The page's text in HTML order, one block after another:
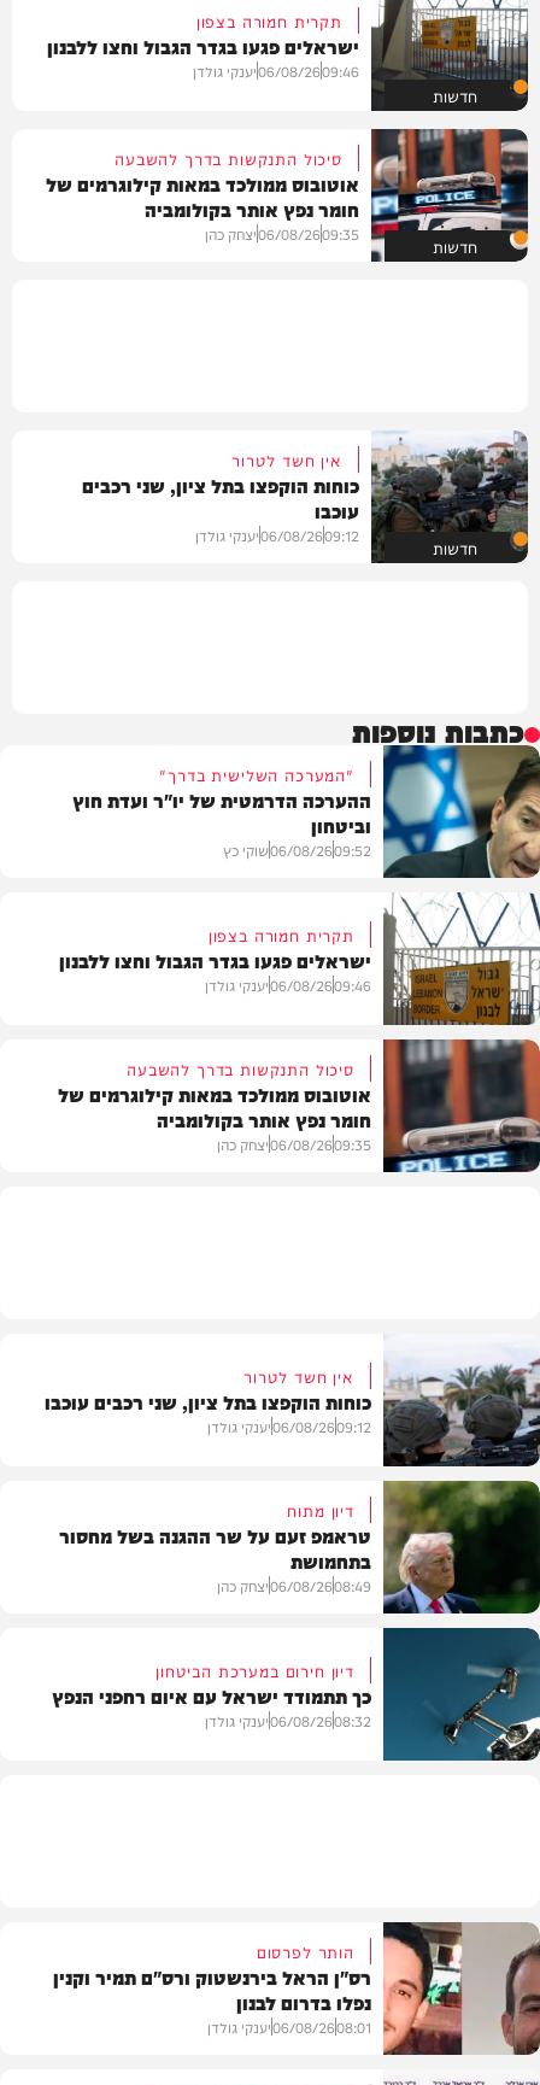
חדשות
תקרית חמורה בצפון
ישראלים פגעו בגדר הגבול וחצו ללבנון
09:46
06/08/26יענקי גולדן
חדשות
סיכול התנקשות בדרך להשבעה
אוטובוס ממולכד במאות קילוגרמים של
חומר נפץ אותר בקולומביה
09:35
06/08/26יצחק כהן
חדשות
אין חשד לטרור
כוחות הוקפצו בתל ציון, שני רכבים
עוכבו
09:12
06/08/26יענקי גולדן
כתבות נוספות
חדשות
"המערכה השלישית בדרך"
ההערכה הדרמטית של יו"ר ועדת חוץ
וביטחון
09:52
06/08/26שוקי כץ
חדשות
תקרית חמורה בצפון
ישראלים פגעו בגדר הגבול וחצו ללבנון
09:46
06/08/26יענקי גולדן
סיכול התנקשות בדרך להשבעה
אוטובוס ממולכד במאות קילוגרמים של
חומר נפץ אותר בקולומביה
09:35
06/08/26יצחק כהן
חדשות
אין חשד לטרור
כוחות הוקפצו בתל ציון, שני רכבים עוכבו
09:12
06/08/26יענקי גולדן
חדשות
דיון מתוח
טראמפ זעם על שר ההגנה בשל מחסור
בתחמושת
08:49
06/08/26יצחק כהן
דיון חירום במערכת הביטחון
כך תתמודד ישראל עם איום רחפני הנפץ
08:32
06/08/26יענקי גולדן
הותר לפרסום
רס"ן הראל בירנשטוק ורס"ם תמיר וקנין
נפלו בדרום לבנון
08:01
06/08/26יענקי גולדן